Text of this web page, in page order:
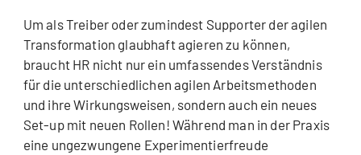
Um als Treiber oder zumindest Supporter der agilen
Transformation glaubhaft agieren zu können,
braucht HR nicht nur ein umfassendes Verständnis
für die unterschiedlichen agilen Arbeitsmethoden
und ihre Wirkungsweisen, sondern auch ein neues
Set-up mit neuen Rollen! Während man in der Praxis
eine ungezwungene Experimentierfreude